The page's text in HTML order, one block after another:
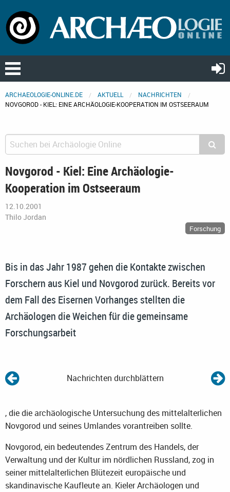
ARCHAEOLOGIE-ONLINE.DE AKTUELL
NACHRICHTEN
NOVGOROD - KIEL: EINE ARCHÄOLOGIE-KOOPERATION IM OSTSEERAUM
Novgorod - Kiel: Eine Archäologie-
Kooperation im Ostseeraum
12.10.2001
Thilo Jordan
Forschung
Bis in das Jahr 1987 gehen die Kontakte zwischen
Forschern aus Kiel und Novgorod zurück. Bereits vor
dem Fall des Eisernen Vorhanges stellten die
Archäologen die Weichen für die gemeinsame
Forschungsarbeit
Nachrichten durchblättern
, die die archäologische Untersuchung des mittelalterlichen
Novgorod und seines Umlandes vorantreiben sollte.
Novgorod, ein bedeutendes Zentrum des Handels, der
Verwaltung und der Kultur im nördlichen Russland, zog in
seiner mittelalterlichen Blütezeit europäische und
skandinavische Kaufleute an. Kieler Archäologen und